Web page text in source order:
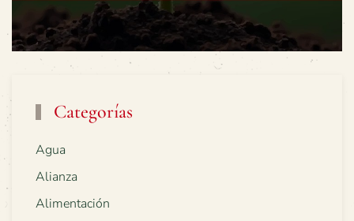
Categorías
Agua
Alianza
Alimentación